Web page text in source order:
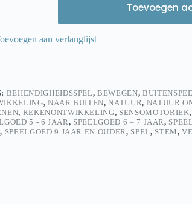
Toevoegen
aan verlanglijst
BEHENDIGHEIDSSPEL,BEWEGEN,
, NAAR BUITEN,NATUUR, NATUUR
, REKENONTWIKKELING, SENSOMOTORIEK,
5 - 6 JAAR, SPEELGOED 6 – 7 JAAR,
, SPEELGOED 9 JAAR EN OUDER, SPEL, STEM,